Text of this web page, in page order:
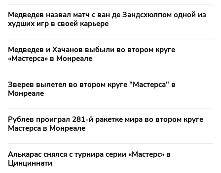
Медведев назвал матч с ван де Зандсхюлпом одной из
худших игр в своей карьере
Медведев и Хачанов выбыли во втором круге
«Мастерса» в Монреале
Зверев вылетел во втором круге "Мастерса" в
Монреале
Рублев проиграл 281-й ракетке мира во втором круге
Мастерса в Монреале
Алькарас снялся с турнира серии «Мастерс» в
Цинциннати